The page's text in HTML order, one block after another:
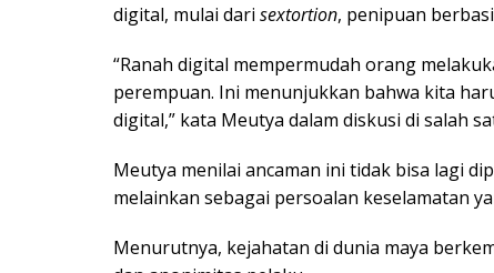
digital, mulai dari sextortion, penipuan
“Ranah digital mempermudah orang
perempuan. Ini menunjukkan bahwa kita
digital,” kata Meutya dalam diskusi di salah
Meutya menilai ancaman ini tidak bisa lagi
melainkan sebagai persoalan keselamatan
Menurutnya, kejahatan di dunia maya